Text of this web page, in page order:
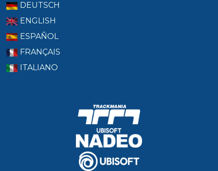
DEUTSCH
ENGLISH
ESPAÑOL
FRANÇAIS
ITALIANO